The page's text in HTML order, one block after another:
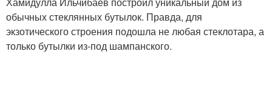
обычных стеклянных бутылок. Правда, для
экзотического строения подошла не любая стеклотара, а
только бутылки из-под шампанского.